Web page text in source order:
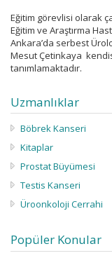
Eğitim görevlisi olarak
Eğitim ve Araştırma
Ankara’da serbest
Mesut Çetinkaya
tanımlamaktadır.
Uzmanlıklar
Böbrek Kanseri
Kitaplar
Prostat Büyümesi
Testis Kanseri
Üroonkoloji Cerrahi
Popüler Konular